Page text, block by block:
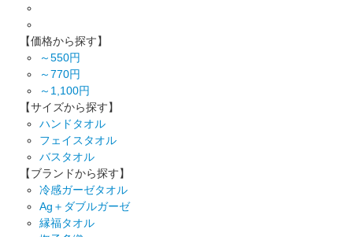
【価格から探す】
～550円
～770円
～1,100円
【サイズから探す】
ハンドタオル
フェイスタオル
バスタオル
【ブランドから探す】
冷感ガーゼタオル
Ag＋ダブルガーゼ
縁福タオル